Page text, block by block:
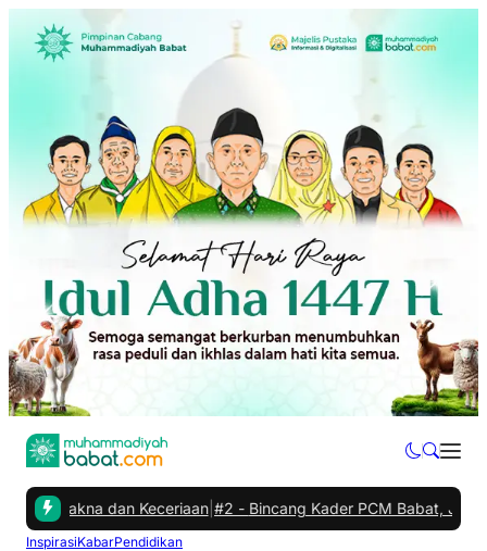
dan Keceriaan|#2 -Bincang Kader PCM Babat, Jembatani
InspirasiKabarPendidikan